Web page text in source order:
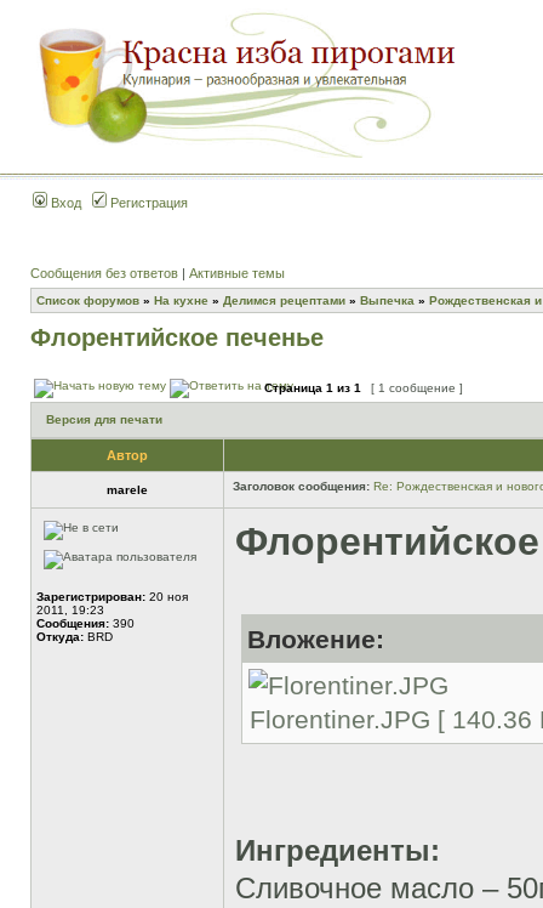
Вход Регистрация
Сообщения без ответов | Активные темы
Список форумов » На кухне » Делимся рецептами » Выпечка » Рождественская
Флорентийское печенье
Страница 1 из 1 [ 1 сообщение ]
Версия для печати
Автор
marele Заголовок сообщения: Re: Рождественская и
Зарегистрирован: 20 ноя
2011, 19:23
Сообщения: 390
Откуда: BRD Вложение:
Florentiner.JPG [
Ингредиенты:
Сливочное масло –